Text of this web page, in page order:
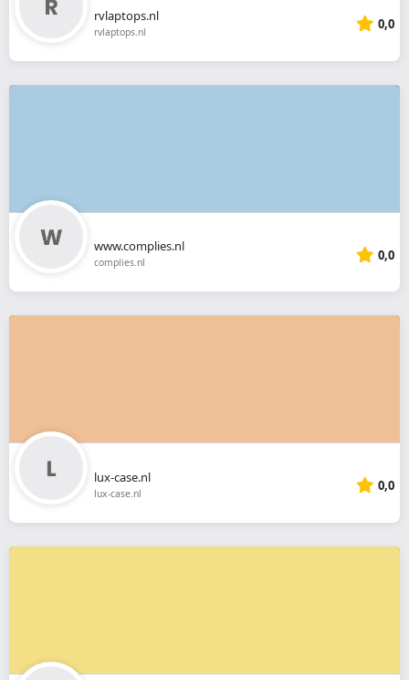
rvlaptops.nl
rvlaptops.nl 0,0
www.complies.nl
complies.nl 0,0
lux-case.nl
lux-case.nl 0,0